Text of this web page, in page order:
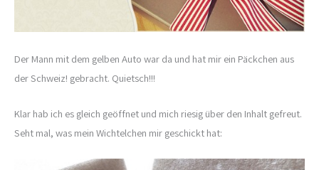
Der Mann mit dem gelben Auto war da und hat mir ein Päckchen aus
der Schweiz! gebracht. Quietsch!!!
Klar hab ich es gleich geöffnet und mich riesig über den Inhalt gefreut.
Seht mal, was mein Wichtelchen mir geschickt hat: